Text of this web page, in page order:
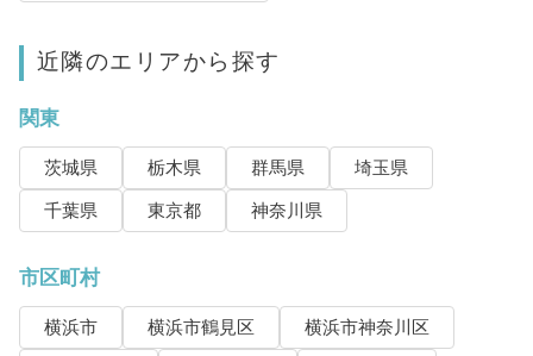
近隣のエリアから探す
関東
茨城県 栃木県 群馬県
埼玉県
千葉県
東京都 神奈川県
市区町村
横浜市 横浜市鶴見区
横浜市神奈川区